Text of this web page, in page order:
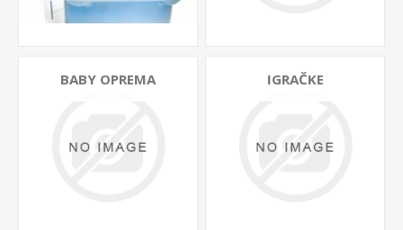
BABY OPREMA IGRAČKE